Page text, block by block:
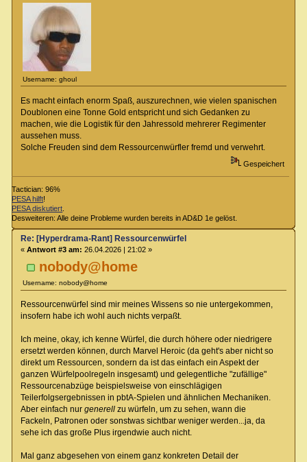
Username: ghoul
Es macht einfach enorm Spaß, auszurechnen, wie vielen spanischen
Doublonen eine Tonne Gold entspricht und sich Gedanken zu
machen, wie die Logistik für den Jahressold mehrerer Regimenter
aussehen muss.
Solche Freuden sind dem Ressourcenwürfler fremd und verwehrt.
Gespeichert
Tactician: 96%
PESA hilft!
PESA diskutiert
Desweiteren: Alle deine Probleme wurden bereits in AD&D 1e gelöst.
nobody@home
Username: nobody@home
Re: [Hyperdrama-Rant] Ressourcenwürfel
« Antwort #3 am: 26.04.2026 | 21:02 »
Ressourcenwürfel sind mir meines Wissens so nie untergekommen,
insofern habe ich wohl auch nichts verpaßt.
Ich meine, okay, ich kenne Würfel, die durch höhere oder niedrigere
ersetzt werden können, durch Marvel Heroic (da geht's aber nicht so
direkt um Ressourcen, sondern da ist das einfach ein Aspekt der
ganzen Würfelpoolregeln insgesamt) und gelegentliche "zufällige"
Ressourcenabzüge beispielsweise von einschlägigen
Teilerfolgsergebnissen in pbtA-Spielen und ähnlichen Mechaniken.
Aber einfach nur generellzu würfeln, um zu sehen, wann die
Fackeln, Patronen oder sonstwas sichtbar weniger werden...ja, da
sehe ich das große Plus irgendwie auch nicht.
Mal ganz abgesehen von einem ganz konkreten Detail der